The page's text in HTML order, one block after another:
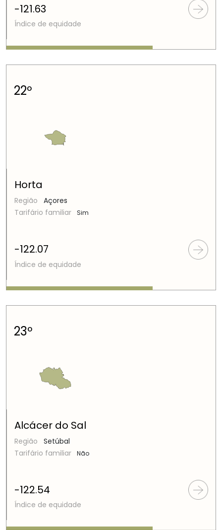
-121.63
Índice de equidade
22º
Horta
Região
Açores
Tarifário familiar
Sim
-122.07
Índice de equidade
23º
Alcácer do Sal
Região
Setúbal
Tarifário familiar
Não
-122.54
Índice de equidade